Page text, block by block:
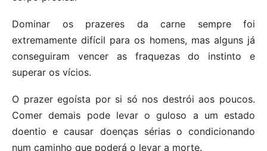
Dominar os prazeres da carne sempre foi
extremamente difícil para os homens, mas alguns já
conseguiram vencer as fraquezas do instinto e
superar os vícios.
O prazer egoísta por si só nos destrói aos poucos.
Comer demais pode levar o guloso a um estado
doentio e causar doenças sérias o condicionando
num caminho que poderá o levar a morte.